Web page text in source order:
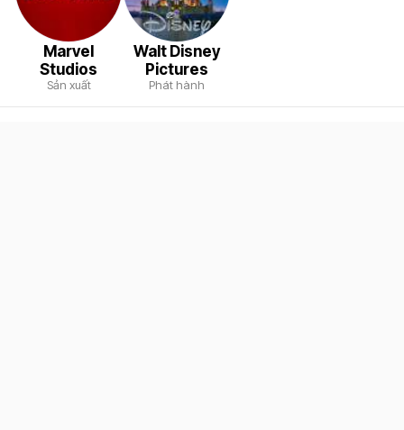
Marvel
Studios
Sản xuất
Walt Disney
Pictures
Phát hành